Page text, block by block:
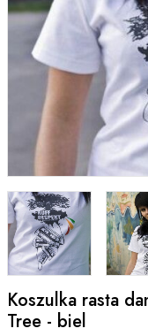
Koszulka rasta
Tree - biel